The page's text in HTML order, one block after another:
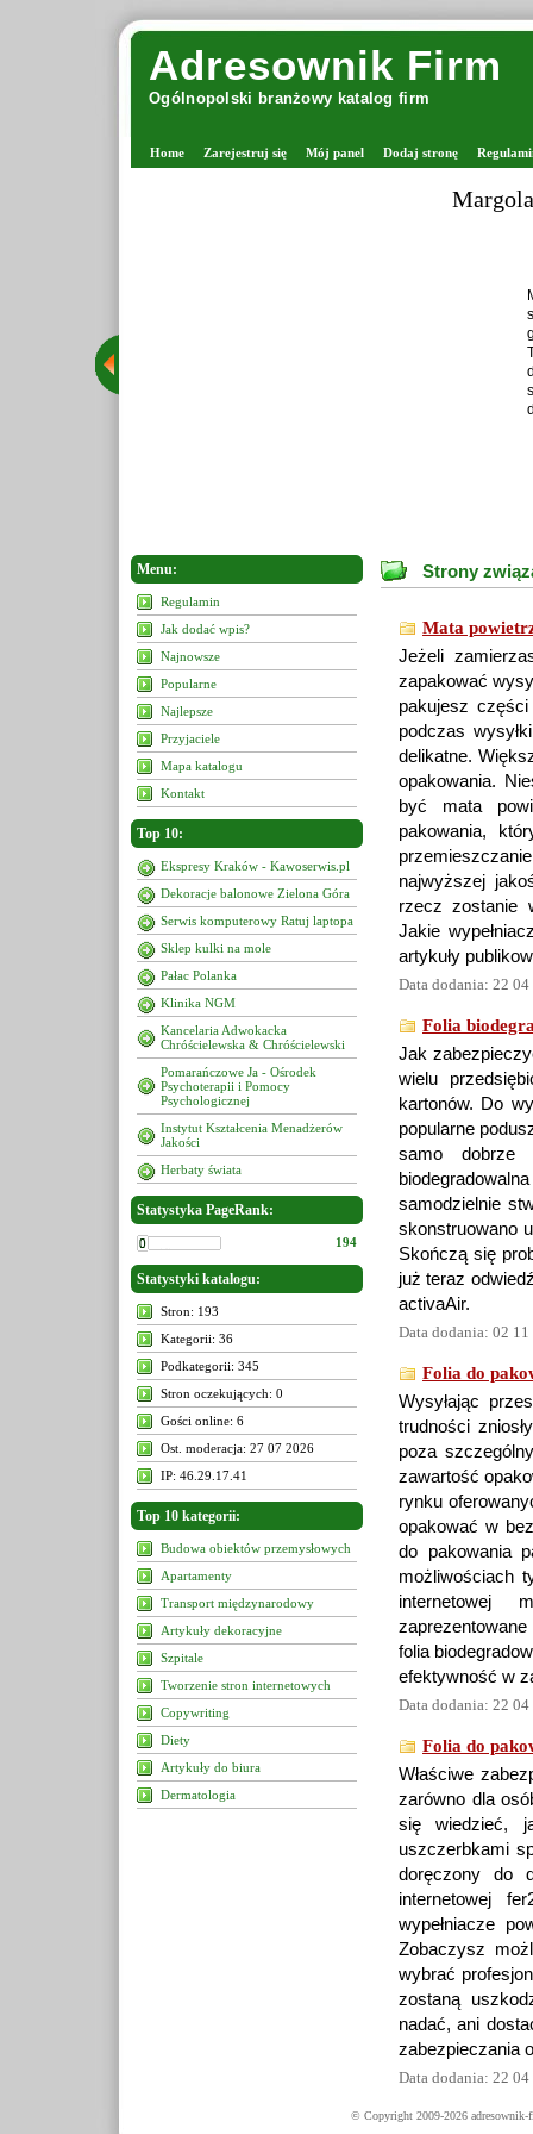
Adresownik Firm
Ogólnopolski branżowy katalog firm
Home Zarejestruj się Mój panel Dodaj stronę
Menu:
Regulamin
Jak dodać wpis?
Najnowsze
Popularne
Najlepsze
Przyjaciele
Mapa katalogu
Kontakt
Top 10:
Ekspresy Kraków - Kawoserwis.pl
Dekoracje balonowe Zielona Góra
Serwis komputerowy Ratuj laptopa
Sklep kulki na mole
Pałac Polanka
Klinika NGM
Kancelaria Adwokacka
Chróścielewska & Chróścielewski
Pomarańczowe Ja - Ośrodek
Psychoterapii i Pomocy
Psychologicznej
Instytut Kształcenia Menadżerów
Jakości
Herbaty świata
Statystyka PageRank:
194
Statystyki katalogu:
Stron: 193
Kategorii: 36
Podkategorii: 345
Stron oczekujących: 0
Gości online: 6
Ost. moderacja: 27 07 2026
IP: 46.29.17.41
Top 10 kategorii:
Budowa obiektów przemysłowych
Apartamenty
Transport międzynarodowy
Artykuły dekoracyjne
Szpitale
Tworzenie stron internetowych
Copywriting
Diety
Artykuły do biura
Dermatologia
Strony
Mata
Jeżeli
zapakować
pakujesz
podczas
delikatne.
opakowania.
być mata
pakowania,
najwyższej
rzecz zostanie
Jakie
artykuły
Data dodania: 22
Folia
Jak
wielu
kartonów. Do
popularne
samo dobrze
samodzielnie
skonstruowano
Skończą się
już teraz
activaAir.
Data dodania: 02
Folia do
Wysyłając
trudności
poza
zawartość
rynku
opakować w
do pakowania
możliwościach
internetowej
folia
efektywność w
Data dodania: 22
Folia do
Właściwe
zarówno dla
się wiedzieć,
uszczerbkami
doręczony do
internetowej
wypełniacze
Zobaczysz
wybrać
zostaną
nadać, ani
zabezpieczania
Data dodania: 22
© Copyright 2009-2026